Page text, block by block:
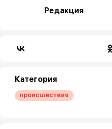
Редакция
Категория
происшествия